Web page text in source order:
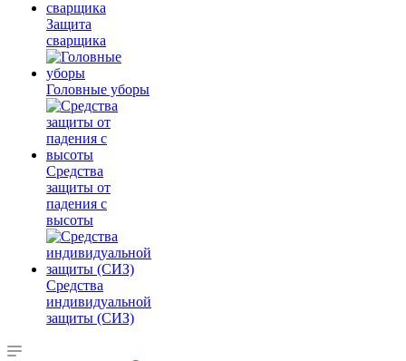
Защита
сварщика
Головные уборы
Средства
защиты от
падения с
высоты
Средства
индивидуальной
защиты (СИЗ)